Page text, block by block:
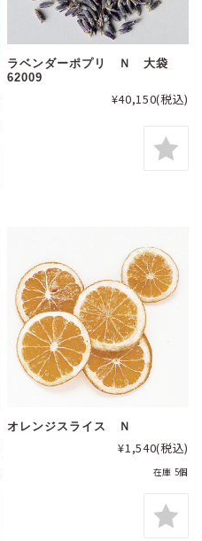
ラベンダーポプリ Ｎ 大袋
62009
¥40,150(税込)
オレンジスライス Ｎ
¥1,540(税込)
在庫 5個